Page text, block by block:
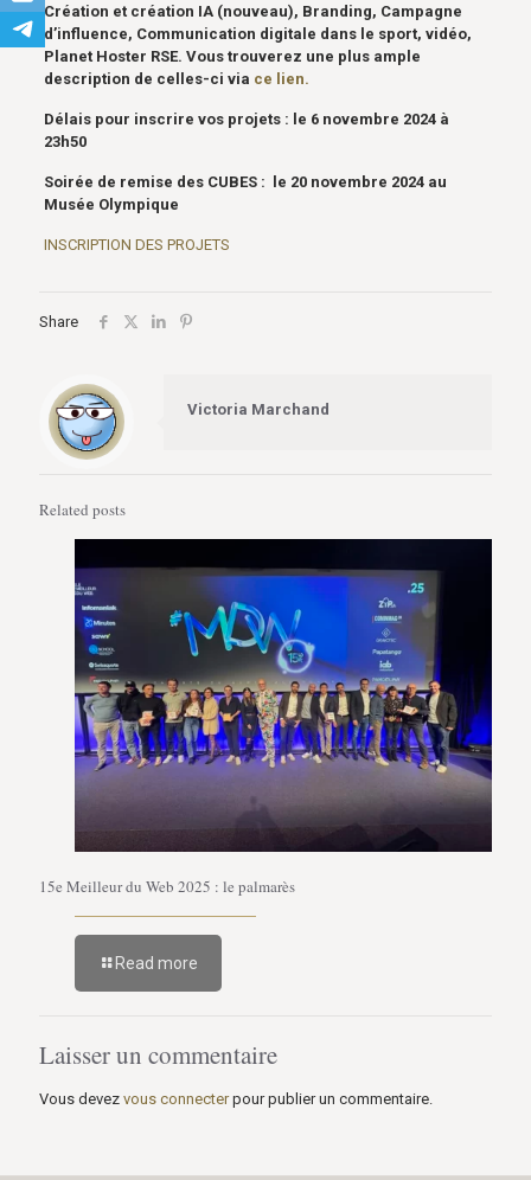
Création et création IA (nouveau), Branding, Campagne
d’influence, Communication digitale dans le sport, vidéo,
Planet Hoster RSE. Vous trouverez une plus ample
description de celles-ci via ce lien.
Délais pour inscrire vos projets : le 6 novembre 2024 à
23h50
Soirée de remise des CUBES : le 20 novembre 2024 au
Musée Olympique
INSCRIPTION DES PROJETS
Share
Victoria Marchand
Related posts
15e Meilleur du Web 2025 : le palmarès
Read more
Laisser un commentaire
Vous devez vous connecterpour publier un commentaire.